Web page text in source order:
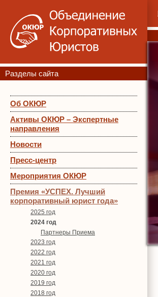
Разделы сайта
Об ОКЮР
Активы ОКЮР – Экспертные
направления
Новости
Пресс-центр
Мероприятия ОКЮР
Премия «УСПЕХ. Лучший
корпоративный юрист года»
2025 год
2024 год
Партнеры Приема
2023 год
2022 год
2021 год
2020 год
2019 год
2018 год